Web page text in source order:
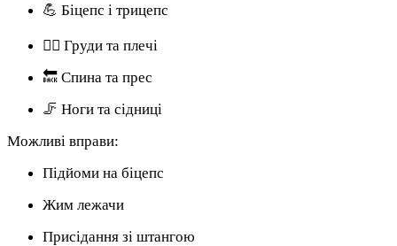
💪 Біцепс і трицепс
🏋️‍♂️ Груди та плечі
🔙 Спина та прес
🦵 Ноги та сідниці
Можливі вправи:
Підйоми на біцепс
Жим лежачи
Присідання зі штангою